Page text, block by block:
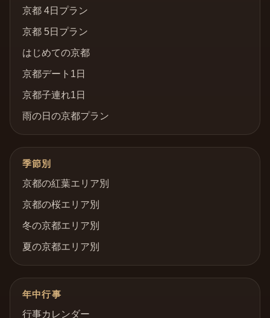
京都 4日プラン
京都 5日プラン
はじめての京都
京都デート1日
京都子連れ1日
雨の日の京都プラン
季節別
京都の紅葉エリア別
京都の桜エリア別
冬の京都エリア別
夏の京都エリア別
年中行事
行事カレンダー